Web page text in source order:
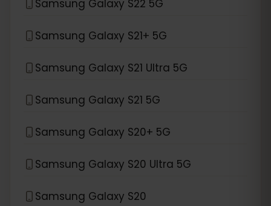
Samsung Galaxy S22 5G
Samsung Galaxy S21+ 5G
Samsung Galaxy S21 Ultra 5G
Samsung Galaxy S21 5G
Samsung Galaxy S20+ 5G
Samsung Galaxy S20 Ultra 5G
Samsung Galaxy S20